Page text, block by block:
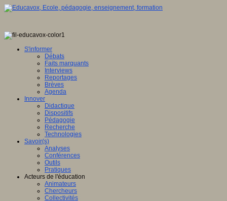
S'informer
Débats
Faits marquants
Interviews
Reportages
Brèves
Agenda
Innover
Didactique
Dispositifs
Pédagogie
Recherche
Technologies
Savoir(s)
Analyses
Conférences
Outils
Pratiques
Acteurs de l'éducation
Animateurs
Chercheurs
Collectivités